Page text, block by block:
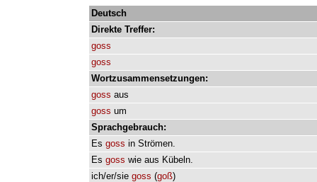
Deutsch
Direkte Treffer:
goss
goss
Wortzusammensetzungen:
goss aus
goss um
Sprachgebrauch:
Es goss in Strömen.
Es goss wie aus Kübeln.
ich/er/sie goss (goß)